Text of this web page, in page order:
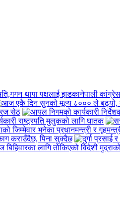
नेपाली
सेठ
राष्ट्रपति मुलुकको लागि घातक
जिम्मेवार भनेका प्रधानमन्त्री र
कराउँदैछ, पिना सुक्दैछ
लागि तोकिएको विदेशी